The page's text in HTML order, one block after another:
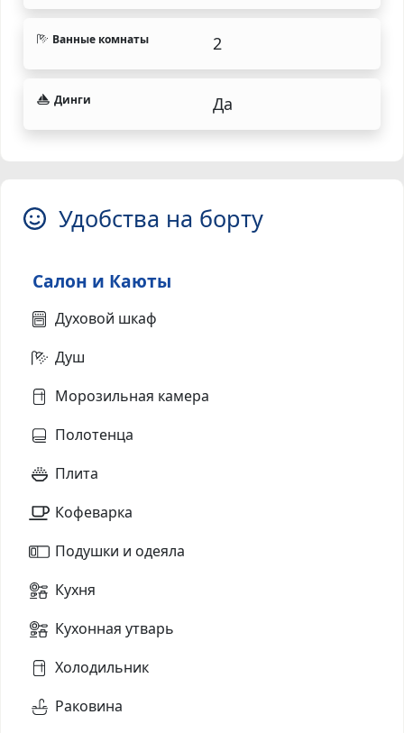
Ванные комнаты 2
Динги Да
Удобства на борту
Салон и Каюты
Духовой шкаф
Душ
Морозильная камера
Полотенца
Плита
Кофеварка
Подушки и одеяла
Кухня
Кухонная утварь
Холодильник
Раковина